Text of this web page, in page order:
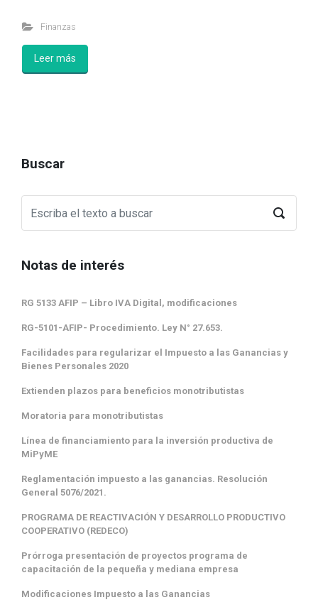
Finanzas
Leer más
Buscar
Notas de interés
RG 5133 AFIP – Libro IVA Digital, modificaciones
RG-5101-AFIP- Procedimiento. Ley N° 27.653.
Facilidades para regularizar el Impuesto a las Ganancias y
Bienes Personales 2020
Extienden plazos para beneficios monotributistas
Moratoria para monotributistas
Línea de financiamiento para la inversión productiva de
MiPyME
Reglamentación impuesto a las ganancias. Resolución
General 5076/2021.
PROGRAMA DE REACTIVACIÓN Y DESARROLLO PRODUCTIVO
COOPERATIVO (REDECO)
Prórroga presentación de proyectos programa de
capacitación de la pequeña y mediana empresa
Modificaciones Impuesto a las Ganancias